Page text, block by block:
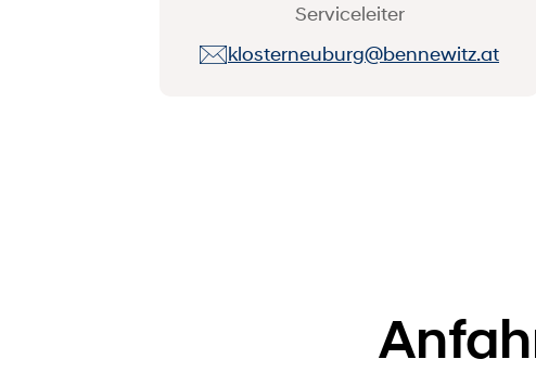
Serviceleiter
klosterneuburg@bennewitz.at